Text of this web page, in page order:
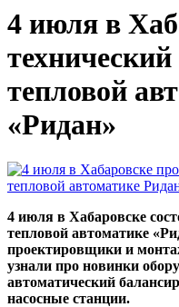
4 июля в
тепловой
«Ридан»
4 июля в Хабаровске
тепловой автоматике
проектировщики и
узнали про новинки
автоматический
насосные станции.